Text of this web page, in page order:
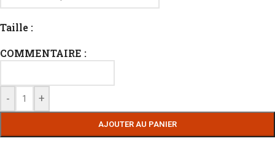
Taille :
COMMENTAIRE :
- +
AJOUTER AU PANIER